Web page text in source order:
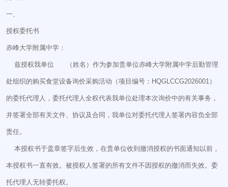
一、
授权委托书
赤峰大学附属中学：
兹授权我单位 （姓名）作为参加贵单位赤峰大学附属中学后勤管理
处组织的购买食堂设备询价采购活动（项目编号：HQGLCCG2026001）
的委托代理人，委托代理人全权代表我单位处理本次询价中的有关事务，
并签署全部有关文件、协议及合同，我单位对委托代理人签署内容负全部
责任。
本授权书于盖章签字后生效，在贵单位收到撤消授权的书面通知以前，
本授权书一直有效。被授权人签署的所有文件不因授权的撤消而失效。委
托代理人无转委托权。